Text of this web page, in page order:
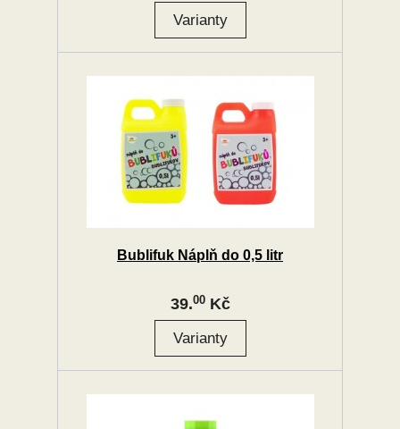
Bublifuk Náplň do 0,5 litr
39.00Kč